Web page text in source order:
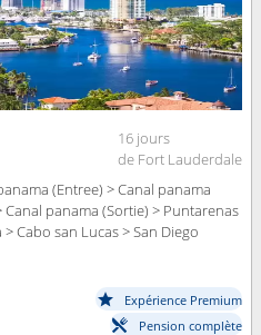
16 jours
de Fort Lauderdale
(Entree) > Canal panama
panama (Sortie) > Puntarenas
Cabo san Lucas > San Diego
Expérience Premium
Pension complète